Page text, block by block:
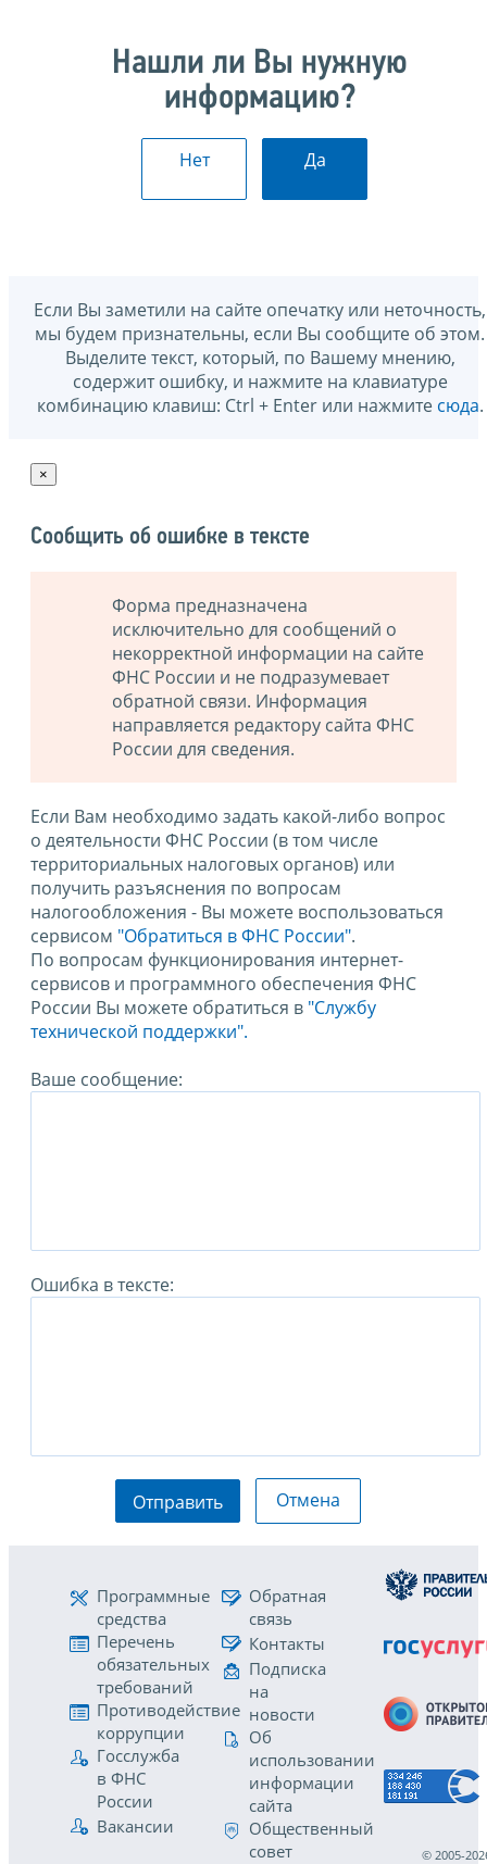
Нашли ли Вы нужную
информацию?
Нет Да
Если Вы заметили на сайте опечатку или неточность,
мы будем признательны, если Вы сообщите об этом.
Выделите текст, который, по Вашему мнению,
содержит ошибку, и нажмите на клавиатуре
комбинацию клавиш: Ctrl + Enter или нажмите сюда.
×
Сообщить об ошибке в тексте
Форма предназначена
исключительно для сообщений о
некорректной информации на сайте
ФНС России и не подразумевает
обратной связи. Информация
направляется редактору сайта ФНС
России для сведения.
Если Вам необходимо задать какой-либо вопрос
о деятельности ФНС России (в том числе
территориальных налоговых органов) или
получить разъяснения по вопросам
налогообложения - Вы можете воспользоваться
сервисом "Обратиться в ФНС России".
По вопросам функционирования интернет-
сервисов и программного обеспечения ФНС
России Вы можете обратиться в "Службу
технической поддержки".
Ваше сообщение:
Ошибка в тексте:
Отправить Отмена
Программные
средства
Перечень
обязательных
требований
Противодействие
коррупции
Госслужба
в ФНС
России
Вакансии
Обратная
связь
Контакты
Подписка
на
новости
Об
использовании
информации
сайта
Общественный
совет
© 2005-